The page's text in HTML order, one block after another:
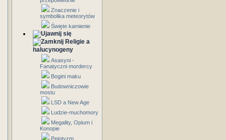
Znaczenie i
symbolika meteorytów
Święte kamienie
Religie a
halucynogeny
Asasyni -
Fanatyczni mordercy
Bogini maku
Budowniczowie
mostu
LSD a New Age
Ludzie-muchomory
Megality, Opium i
Konopie
Pejotyzm